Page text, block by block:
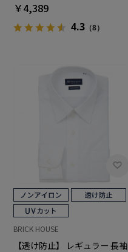
￥4,389
4.3（8）
BRICK HOUSE
【透け防止】 レギュラー 長袖